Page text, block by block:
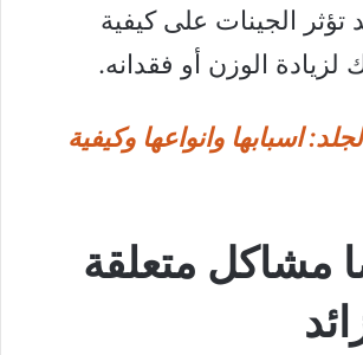
تؤثر الجينات على كيفية
لزيادة الوزن أو فقدانه.
اسبابها وانواعها وكيفية
مشاكل متعلقة